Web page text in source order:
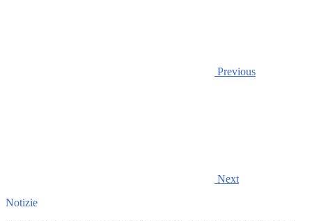
Previous
Next
Notizie